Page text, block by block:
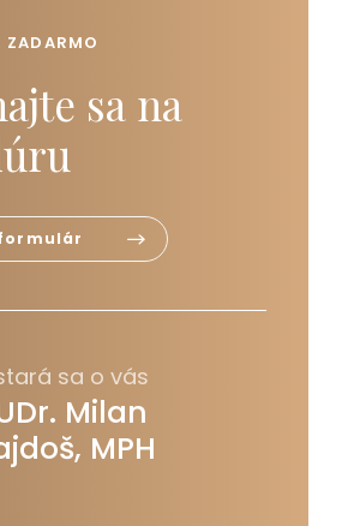
sa na
sa o vás
Milan
MPH